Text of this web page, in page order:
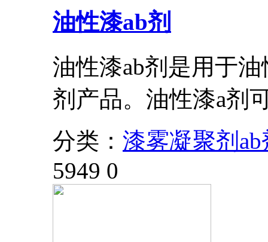
油性漆ab剂
油性漆ab剂是用于
剂产品。油性漆a剂
分类： 漆雾凝聚剂ab
5949 0